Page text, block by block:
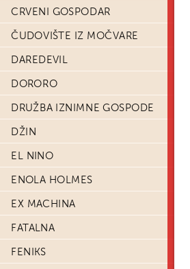
CRVENI GOSPODAR
ČUDOVIŠTE IZ MOČVARE
DAREDEVIL
DORORO
DRUŽBA IZNIMNE GOSPODE
DŽIN
EL NINO
ENOLA HOLMES
EX MACHINA
FATALNA
FENIKS